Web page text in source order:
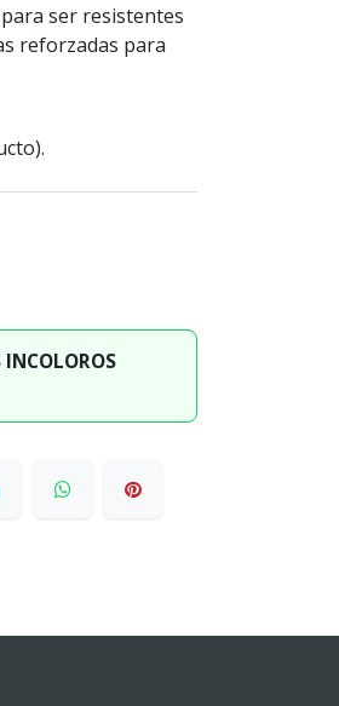
ser resistentes
reforzadas para
INCOLOROS